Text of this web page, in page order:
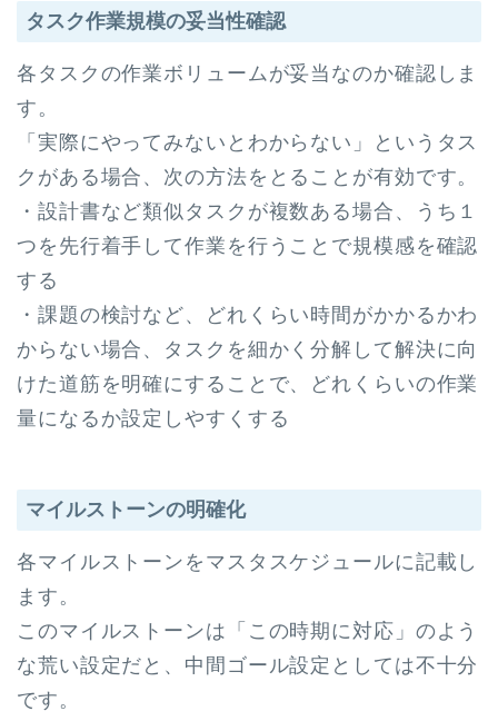
タスク作業規模の妥当性確認
各タスクの作業ボリュームが妥当なのか確認しま
す。
「実際にやってみないとわからない」というタス
クがある場合、次の方法をとることが有効です。
・設計書など類似タスクが複数ある場合、うち１
つを先行着手して作業を行うことで規模感を確認
する
・課題の検討など、どれくらい時間がかかるかわ
からない場合、タスクを細かく分解して解決に向
けた道筋を明確にすることで、どれくらいの作業
量になるか設定しやすくする
マイルストーンの明確化
各マイルストーンをマスタスケジュールに記載し
ます。
このマイルストーンは「この時期に対応」のよう
な荒い設定だと、中間ゴール設定としては不十分
です。